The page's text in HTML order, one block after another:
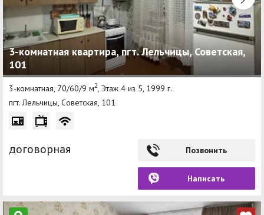
3-комнатная квартира, пгт. Лельчицы, Советская,
101
3-комнатная, 70/60/9 м2 , Этаж 4 из 5, 1999 г.
пгт. Лельчицы, Советская, 101
договорная Позвонить
Написать